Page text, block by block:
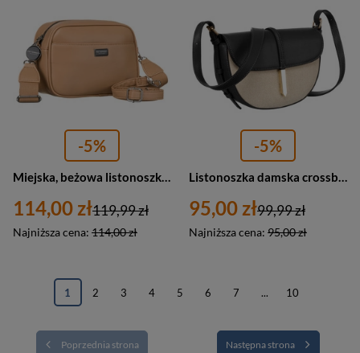
-5%
114,00 zł
Najniższa cena: 114,00 zł
119,99 zł
-5%
95,00 zł
Najniższa cena: 95,00 zł
99,99 zł
Poprzednia strona
1 2 3 4 5 6 7 ... 10
Następna strona